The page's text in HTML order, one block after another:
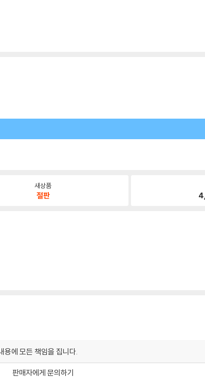
새상품
절판
용에 모든 책임을 집니다.
판매자에게 문의하기